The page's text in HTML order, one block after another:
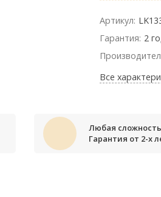
Артикул:
Гарантия: 2
Все
Любая
Гарантия от 2-х